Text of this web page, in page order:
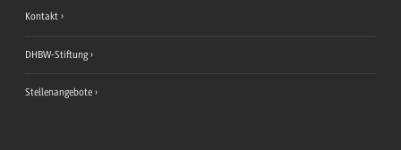
Kontakt
DHBW-Stiftung
Stellenangebote